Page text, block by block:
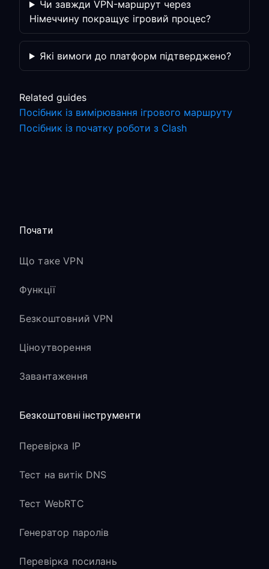
Чи завжди VPN-маршрут через
Німеччину покращує ігровий процес?
Які вимоги до платформ підтверджено?
Related guides
Посібник із вимірювання ігрового маршруту
Посібник із початку роботи з Clash
Почати
Що таке VPN
Функції
Безкоштовний VPN
Ціноутворення
Завантаження
Безкоштовні інструменти
Перевірка IP
Тест на витік DNS
Тест WebRTC
Генератор паролів
Перевірка посилань